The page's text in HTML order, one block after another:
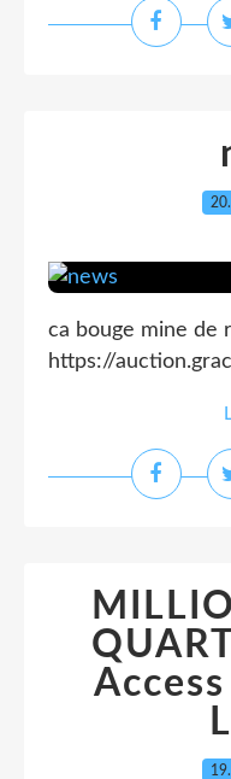
ca bouge mine de
https://